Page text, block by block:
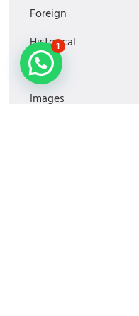
Foreign
Historical
Horror
Images
1